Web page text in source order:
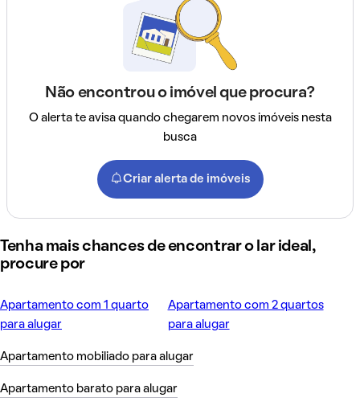
Não encontrou o imóvel que procura?
O alerta te avisa quando chegarem novos imóveis nesta
busca
Criar alerta de imóveis
Tenha mais chances de encontrar o lar ideal,
procure por
Apartamento com 1 quarto
para alugar
Apartamento com 2 quartos
para alugar
Apartamento mobiliado para alugar
Apartamento barato para alugar